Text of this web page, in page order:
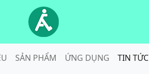
SẢN PHẨM ỨNG DỤNG TIN TỨC